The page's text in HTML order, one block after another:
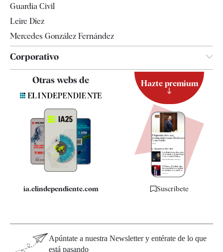
Guardia Civil
Leire Díez
Mercedes González Fernández
Corporativo
Contacto
Quiénes somos
Especificaciones
Otras webs de
ia.elindependiente.com
Hazte premium
Suscríbete
Apúntate a nuestra Newsletter y entérate de lo que
está pasando